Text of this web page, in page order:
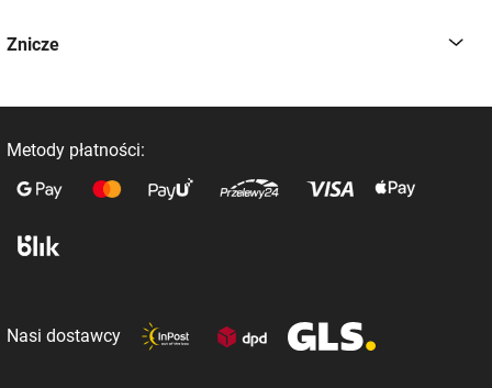
Znicze
Metody płatności:
Nasi dostawcy